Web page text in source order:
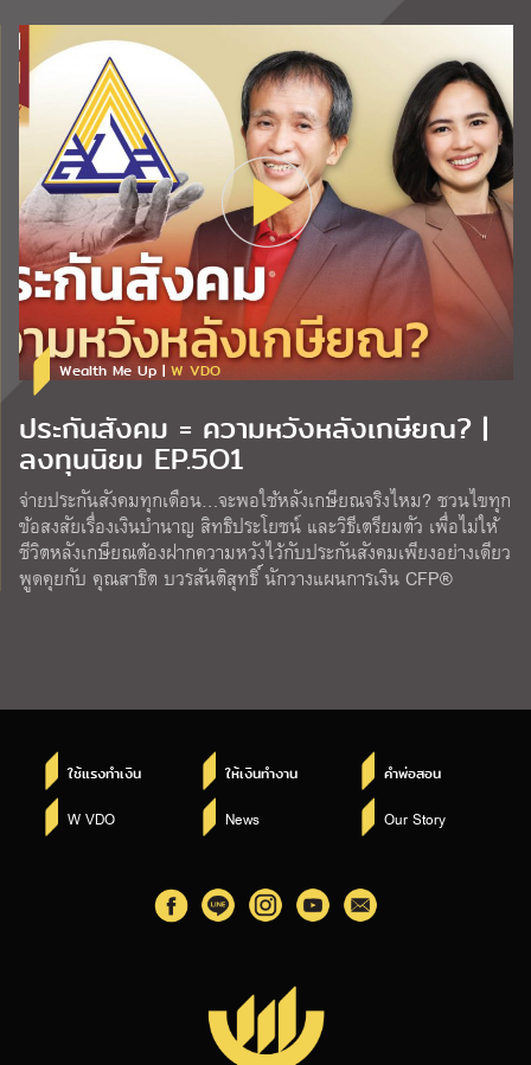
Wealth Me Up | W VDO
ประกันสังคม = ความหวังหลังเกษียณ? |
ลงทุนนิยม EP.5O1
จ่ายประกันสังคมทุกเดือน…จะพอใช้หลังเกษียณจริงไหม? ชวนไขทุก
ข้อสงสัยเรื่องเงินบำนาญ สิทธิประโยชน์ และวิธีเตรียมตัว เพื่อไม่ให้
ชีวิตหลังเกษียณต้องฝากความหวังไว้กับประกันสังคมเพียงอย่างเดียว
พูดคุยกับ คุณสาธิต บวรสันติสุทธิ์ นักวางแผนการเงิน CFP®
ใช้แรงทำเงิน ให้เงินทำงาน คำพ่อสอน
W VDO News Our Story